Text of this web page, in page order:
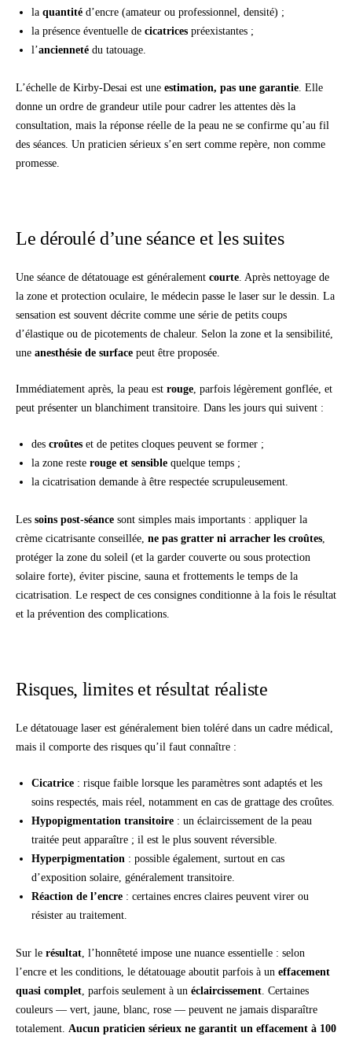
la quantité d’encre (amateur ou professionnel, densité) ;
la présence éventuelle de cicatrices préexistantes ;
l’ancienneté du tatouage.
L’échelle de Kirby-Desai est une estimation, pas une garantie . Elle
donne un ordre de grandeur utile pour cadrer les attentes dès la
consultation, mais la réponse réelle de la peau ne se confirme qu’au fil
des séances. Un praticien sérieux s’en sert comme repère, non comme
promesse.
Le déroulé d’une séance et les suites
Une séance de détatouage est généralement courte . Après nettoyage de
la zone et protection oculaire, le médecin passe le laser sur le dessin. La
sensation est souvent décrite comme une série de petits coups
d’élastique ou de picotements de chaleur. Selon la zone et la sensibilité,
une anesthésie de surface peut être proposée.
Immédiatement après, la peau est rouge , parfois légèrement gonflée, et
peut présenter un blanchiment transitoire. Dans les jours qui suivent :
des croûtes et de petites cloques peuvent se former ;
la zone reste rouge et sensible quelque temps ;
la cicatrisation demande à être respectée scrupuleusement.
Les soins post-séance sont simples mais importants : appliquer la
crème cicatrisante conseillée, ne pas gratter ni arracher les croûtes
protéger la zone du soleil (et la garder couverte ou sous protection
solaire forte), éviter piscine, sauna et frottements le temps de la
cicatrisation. Le respect de ces consignes conditionne à la fois le résultat
et la prévention des complications.
Risques, limites et résultat réaliste
Le détatouage laser est généralement bien toléré dans un cadre médical,
mais il comporte des risques qu’il faut connaître :
Cicatrice : risque faible lorsque les paramètres sont adaptés et les
soins respectés, mais réel, notamment en cas de grattage des croûtes.
Hypopigmentation transitoire : un éclaircissement de la peau
traitée peut apparaître ; il est le plus souvent réversible.
Hyperpigmentation : possible également, surtout en cas
d’exposition solaire, généralement transitoire.
Réaction de l’encre : certaines encres claires peuvent virer ou
résister au traitement.
Sur le résultat , l’honnêteté impose une nuance essentielle : selon
l’encre et les conditions, le détatouage aboutit parfois à un effacement
quasi complet , parfois seulement à un éclaircissement . Certaines
couleurs — vert, jaune, blanc, rose — peuvent ne jamais disparaître
totalement. Aucun praticien sérieux ne garantit un effacement à 100